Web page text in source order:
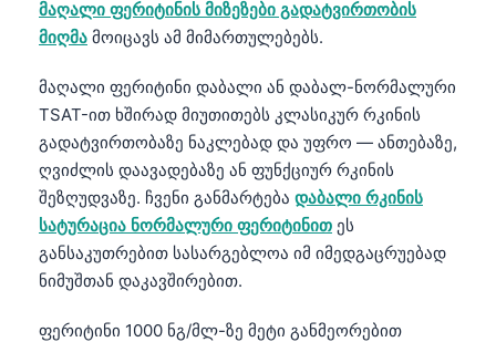
მაღალი ფერიტინის მიზეზები გადატვირთობის
მიღმა მოიცავს ამ მიმართულებებს.
მაღალი ფერიტინი დაბალი ან დაბალ-ნორმალური
TSAT-ით ხშირად მიუთითებს კლასიკურ რკინის
გადატვირთობაზე ნაკლებად და უფრო — ანთებაზე,
ღვიძლის დაავადებაზე ან ფუნქციურ რკინის
შეზღუდვაზე. ჩვენი განმარტება დაბალი რკინის
სატურაცია ნორმალური ფერიტინით ეს
განსაკუთრებით სასარგებლოა იმ იმედგაცრუებად
ნიმუშთან დაკავშირებით.
ფერიტინი 1000 ნგ/მლ-ზე მეტი განმეორებით
Türkçe
Română
简体中文
فارسی
Български
Dansk
हिन्दी